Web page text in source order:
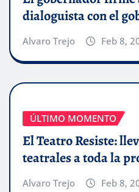
dialoguista con el
Alvaro Trejo Feb 8,
ÚLTIMO MOMENTO
El Teatro Resiste:
teatrales a toda la
Alvaro Trejo Feb 8,